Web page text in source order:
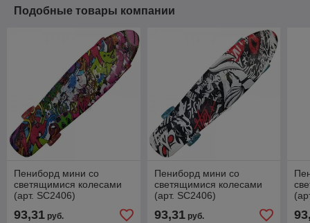
Подобные товары компании
Пениборд мини со
светящимися колесами
(арт. SC2406)
93,31 руб.
Пениборд мини со
светящимися колесами
(арт. SC2406)
93,31руб.